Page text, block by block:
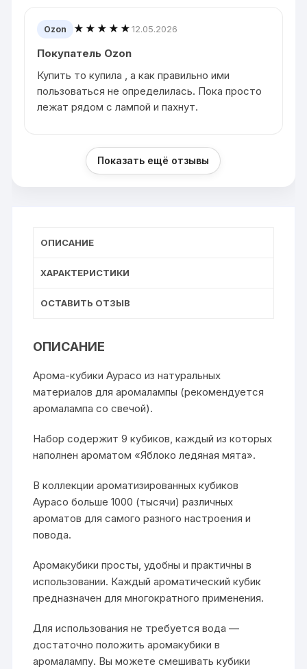
Ozon ★★★★★12.05.2026
Покупатель Ozon
Купить то купила , а как правильно ими
пользоваться не определилась. Пока просто
лежат рядом с лампой и пахнут.
Показать ещё отзывы
ОПИСАНИЕ
ХАРАКТЕРИСТИКИ
ОСТАВИТЬ ОТЗЫВ
ОПИСАНИЕ
Арома-кубики Аурасо из натуральных
материалов для аромалампы (рекомендуется
аромалампа со свечой).
Набор содержит 9 кубиков, каждый из которых
наполнен ароматом «Яблоко ледяная мята».
В коллекции ароматизированных кубиков
Аурасо больше 1000 (тысячи) различных
ароматов для самого разного настроения и
повода.
Аромакубики просты, удобны и практичны в
использовании. Каждый ароматический кубик
предназначен для многократного применения.
Для использования не требуется вода —
достаточно положить аромакубики в
аромалампу. Вы можете смешивать кубики